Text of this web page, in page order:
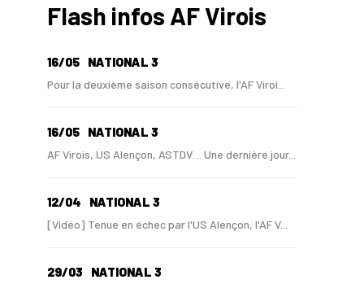
Flash infos AF Virois
16/05 NATIONAL 3
Pour la deuxième saison consécutive, l'AF Viroi...
16/05 NATIONAL 3
AF Virois, US Alençon, ASTDV… Une dernière jour...
12/04 NATIONAL 3
[Vidéo] Tenue en échec par l'US Alençon, l'AF V...
29/03 NATIONAL 3